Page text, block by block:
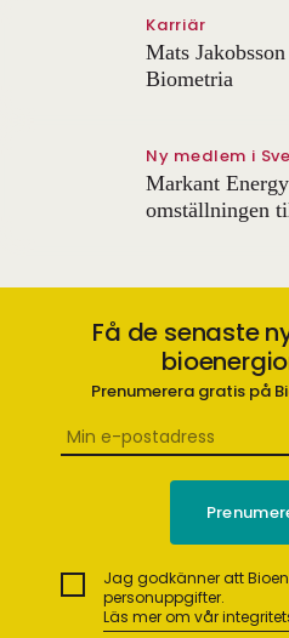
Karriär
Mats
Biometria
Ny medlem i
Markant
omställningen
Få de senaste
Prenumerera gratis på
Jag godkänner att
personuppgifter.
Läs mer om vår